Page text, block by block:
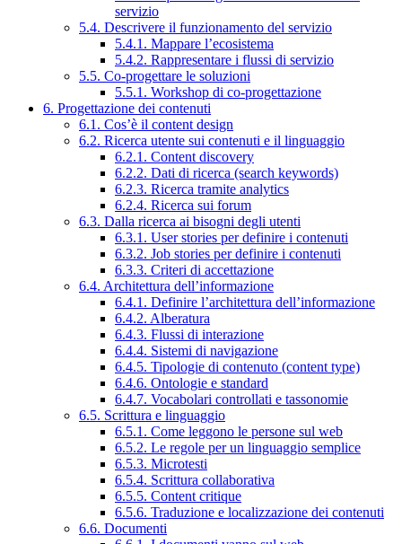
servizio
5.4. Descrivere il funzionamento del servizio
5.4.1. Mappare l’ecosistema
5.4.2. Rappresentare i flussi di servizio
5.5. Co-progettare le soluzioni
5.5.1. Workshop di co-progettazione
6. Progettazione dei contenuti
6.1. Cos’è il content design
6.2. Ricerca utente sui contenuti e il linguaggio
6.2.1. Content discovery
6.2.2. Dati di ricerca (search keywords)
6.2.3. Ricerca tramite analytics
6.2.4. Ricerca sui forum
6.3. Dalla ricerca ai bisogni degli utenti
6.3.1. User stories per definire i contenuti
6.3.2. Job stories per definire i contenuti
6.3.3. Criteri di accettazione
6.4. Architettura dell’informazione
6.4.1. Definire l’architettura dell’informazione
6.4.2. Alberatura
6.4.3. Flussi di interazione
6.4.4. Sistemi di navigazione
6.4.5. Tipologie di contenuto (content type)
6.4.6. Ontologie e standard
6.4.7. Vocabolari controllati e tassonomie
6.5. Scrittura e linguaggio
6.5.1. Come leggono le persone sul web
6.5.2. Le regole per un linguaggio semplice
6.5.3. Microtesti
6.5.4. Scrittura collaborativa
6.5.5. Content critique
6.5.6. Traduzione e localizzazione dei contenuti
6.6. Documenti